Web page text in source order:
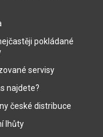
pokládané
servisy
najdete?
české distribuce
lhůty